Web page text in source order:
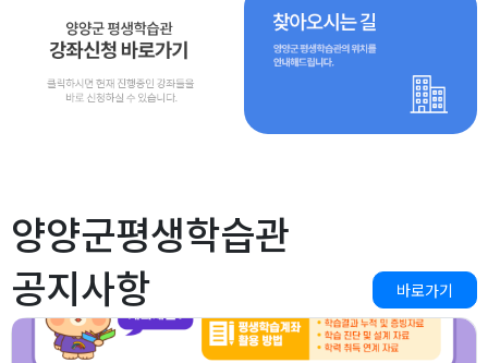
양양군평생학습관
공지사항
바로가기